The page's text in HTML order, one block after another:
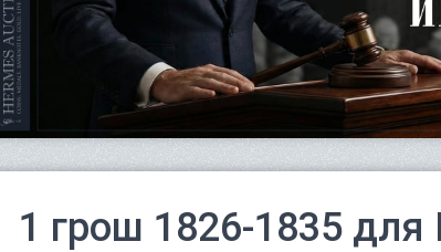
1 грош 1826-1835